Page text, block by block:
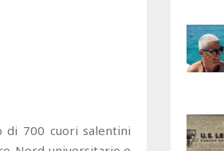
di 700 cuori salentini